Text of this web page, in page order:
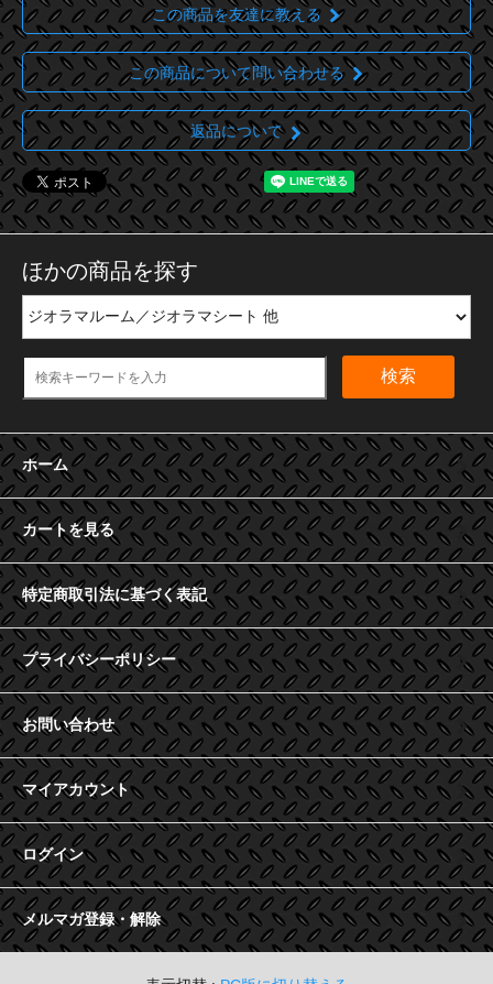
この商品を友達に教える
この商品について問い合わせる
返品について
ほかの商品を探す
検索
ホーム
カートを見る
特定商取引法に基づく表記
プライバシーポリシー
お問い合わせ
マイアカウント
ログイン
メルマガ登録・解除